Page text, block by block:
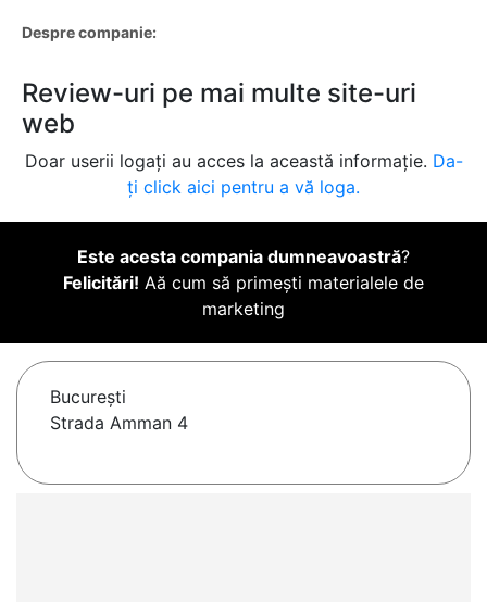
Despre companie:
Review-uri pe mai multe site-uri
web
Doar userii logați au acces la această informație. Da-
ți click aici pentru a vă loga.
Este acesta compania dumneavoastră?
Felicitări! Aă cum să primești materialele de
marketing
Bucureşti
Strada Amman 4